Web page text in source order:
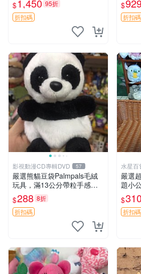
熊 玩偶
$1,450 95折
折扣碼
藏，
熊 素
$
折扣碼
影視動漫CD專輯DVD 57
嚴選熊貓豆袋Palmpals毛絨
玩具，滿13公分帶粒手感極
佳，電影主題周邊推薦 熊貓
Palmpals 毛絨玩具 豆袋 劇場
版周邊
$288 8折
折扣碼
水星百
嚴選
題小
00
$
折扣碼